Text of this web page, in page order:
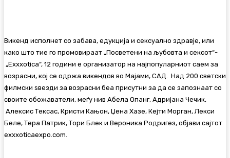
Викенд исполнет со забава, едукција и сексуално здравје, или
како што тие го промовираат „Посветени на љубовта и сексот“-
„Exxxotica“, 12 години е организатор на најпопуларниот саем за
возрасни, кој се одржа викендов во Мајами, САД. Над 200 светски
филмски ѕвезди за возрасни беа присутни за да се запознаат со
своите обожаватели, меѓу нив Абела Опанг, Адријана Чечик,
Алексис Тексас, Кристи Кањон, Џена Хазе, Кејти Морган, Лекси
Беле, Тера Патрик, Тори Блек и Вероника Родригез, објави сајтот
exxxoticaexpo.com.